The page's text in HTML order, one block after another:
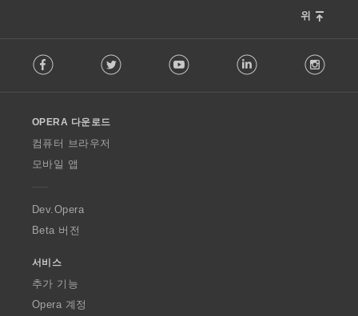
위
o
w
O
p
a
Facebook Twitter Youtube LinkedIn
OPERA 다운로드
컴퓨터 브라우저
모바일 앱
Dev.Opera
Beta 버전
서비스
추가 기능
Opera 계정